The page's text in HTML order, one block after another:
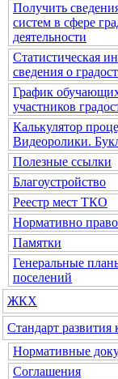
Получить
систем в сфере
деятельности
Статистическая
сведения о
График
участников
Калькулятор
Видеоролики.
Полезные ссылки
Благоустройство
Реестр мест ТКО
Нормативно
Памятки
Генеральные
поселений
ЖКХ
Стандарт развития
Нормативные
Соглашения